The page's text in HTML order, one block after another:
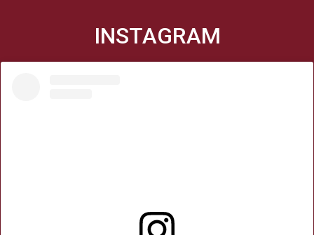
INSTAGRAM